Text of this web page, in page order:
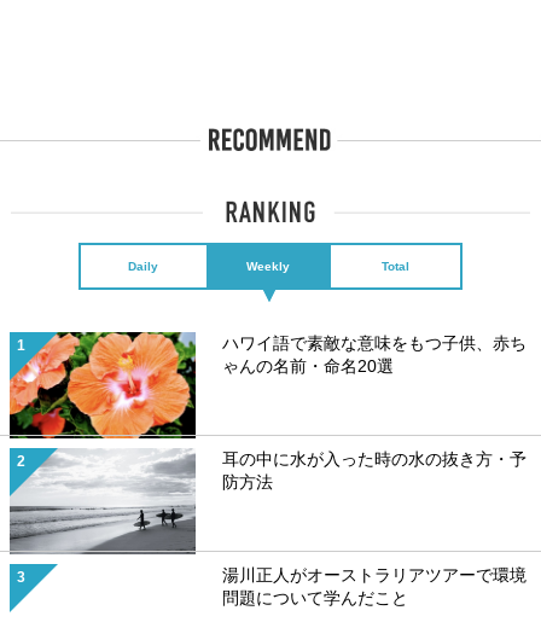
Daily Weekly Total
ハワイ語で素敵な意味をもつ子供、赤ち
ゃんの名前・命名20選
耳の中に水が入った時の水の抜き方・予
防方法
湯川正人がオーストラリアツアーで環境
問題について学んだこと